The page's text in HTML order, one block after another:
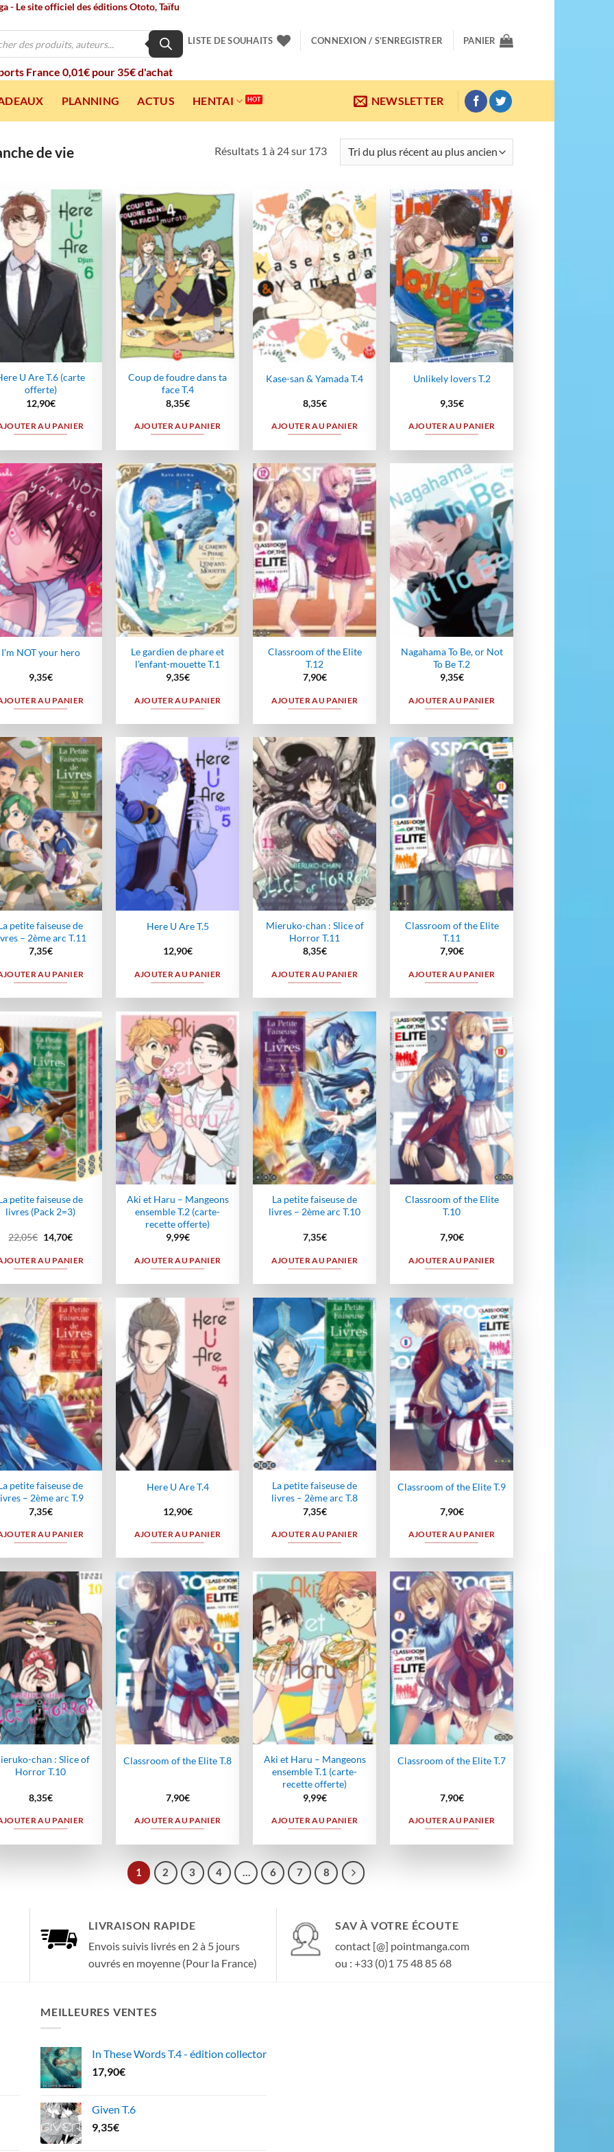
- Le site officiel des éditions Ototo, Taïfu
France 0,01€ pour 35€ d'achat
LISTE DE SOUHAITS CONNEXION / S’ENREGISTRER PANIER
PLANNING ACTUS HENTAI NEWSLETTER
de vie Résultats 1 à 24 sur 173Trié
récent
au
plus
ancien
Ajouter
à la
wishlist
U Are T.6 (carte
offerte)
12,90€
AU PANIER
Ajouter
à la
wishlist
Coup de foudre dans ta
face T.4
8,35€
AJOUTER AU PANIER
Ajouter
à la
wishlist
Kase-san & Yamada T.4
8,35€
AJOUTER AU PANIER
Ajouter
à la
wishlist
Unlikely lovers T.2
9,35€
AJOUTER AU PANIER
Ajouter
à la
wishlist
I’m NOT your hero
9,35€
AU PANIER
Ajouter
à la
wishlist
Le gardien de phare et
l’enfant-mouette T.1
9,35€
AJOUTER AU PANIER
Ajouter
à la
wishlist
Classroom of the Elite
T.12
7,90€
AJOUTER AU PANIER
Ajouter
à la
wishlist
Nagahama To Be, or Not
To Be T.2
9,35€
AJOUTER AU PANIER
Ajouter
à la
wishlist
petite faiseuse de
– 2ème arc T.11
7,35€
AU PANIER
Ajouter
à la
wishlist
Here U Are T.5
12,90€
AJOUTER AU PANIER
Ajouter
à la
wishlist
Mieruko-chan : Slice of
Horror T.11
8,35€
AJOUTER AU PANIER
Ajouter
à la
wishlist
Classroom of the Elite
T.11
7,90€
AJOUTER AU PANIER
Ajouter
à la
wishlist
petite faiseuse de
livres (Pack 2=3)
22,05€ Le
initial
était :
14,70€Le
actuel
est :
AU PANIER
Ajouter
à la
wishlist
Aki et Haru – Mangeons
ensemble T.2 (carte-
recette offerte)
9,99€
AJOUTER AU PANIER
Ajouter
à la
wishlist
La petite faiseuse de
livres – 2ème arc T.10
7,35€
AJOUTER AU PANIER
Ajouter
à la
wishlist
Classroom of the Elite
T.10
7,90€
AJOUTER AU PANIER
Ajouter
à la
wishlist
petite faiseuse de
– 2ème arc T.9
7,35€
AU PANIER
Ajouter
à la
wishlist
Here U Are T.4
12,90€
AJOUTER AU PANIER
Ajouter
à la
wishlist
La petite faiseuse de
livres – 2ème arc T.8
7,35€
AJOUTER AU PANIER
Ajouter
à la
wishlist
Classroom of the Elite T.9
7,90€
AJOUTER AU PANIER
Ajouter
à la
wishlist
chan : Slice of
Horror T.10
8,35€
AU PANIER
Ajouter
à la
wishlist
Classroom of the Elite T.8
7,90€
AJOUTER AU PANIER
Ajouter
à la
wishlist
Aki et Haru – Mangeons
ensemble T.1 (carte-
recette offerte)
9,99€
AJOUTER AU PANIER
Ajouter
à la
wishlist
Classroom of the Elite T.7
7,90€
AJOUTER AU PANIER
1 2 3 4 … 6 7 8
LIVRAISON RAPIDE
Envois suivis livrés en 2 à 5 jours
ouvrés en moyenne (Pour la France)
SAV À VOTRE ÉCOUTE
contact [@] pointmanga.com
ou : +33 (0)1 75 48 85 68
MEILLEURES VENTES
In These Words T.4 - édition collector
17,90€
Given T.6
9,35€